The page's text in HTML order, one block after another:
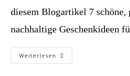
diesem Blogartikel 7 schöne,
nachhaltige Geschenkideen
Weiterlesen Sinnvoll
Schenken: